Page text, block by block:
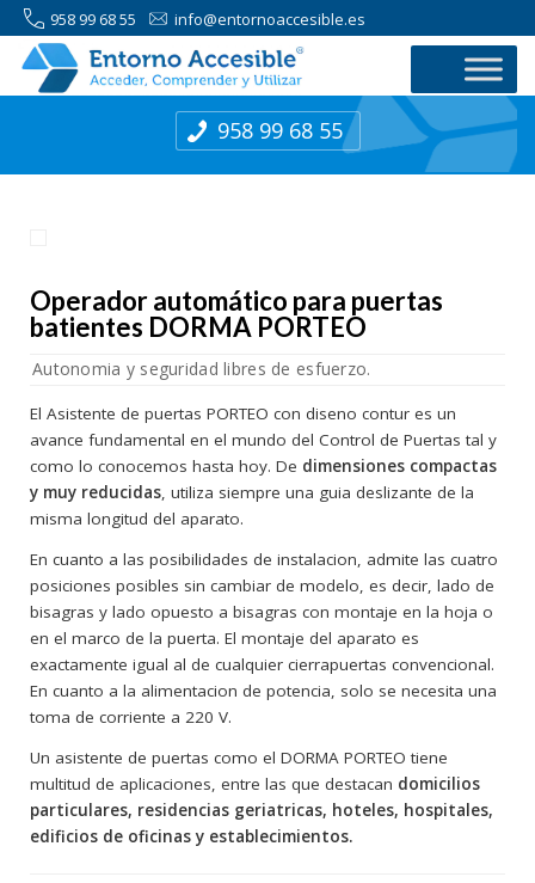
958 99 68 55 info@entornoaccesible.es
958 99 68 55
Operador automático para puertas
batientes DORMA PORTEO
Autonomia y seguridad libres de esfuerzo.
El Asistente de puertas PORTEO con diseno contur es un
avance fundamental en el mundo del Control de Puertas tal y
como lo conocemos hasta hoy. De dimensiones compactas
y muy reducidas, utiliza siempre una guia deslizante de la
misma longitud del aparato.
En cuanto a las posibilidades de instalacion, admite las cuatro
posiciones posibles sin cambiar de modelo, es decir, lado de
bisagras y lado opuesto a bisagras con montaje en la hoja o
en el marco de la puerta. El montaje del aparato es
exactamente igual al de cualquier cierrapuertas convencional.
En cuanto a la alimentacion de potencia, solo se necesita una
toma de corriente a 220 V.
Un asistente de puertas como el DORMA PORTEO tiene
multitud de aplicaciones, entre las que destacan domicilios
particulares, residencias geriatricas, hoteles, hospitales,
edificios de oficinas y establecimientos.